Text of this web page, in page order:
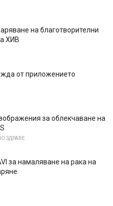
на благотворителни
ХИВ
от приложението
за облекчаване на
ЗДРАВЕ
за намаляване на рака на